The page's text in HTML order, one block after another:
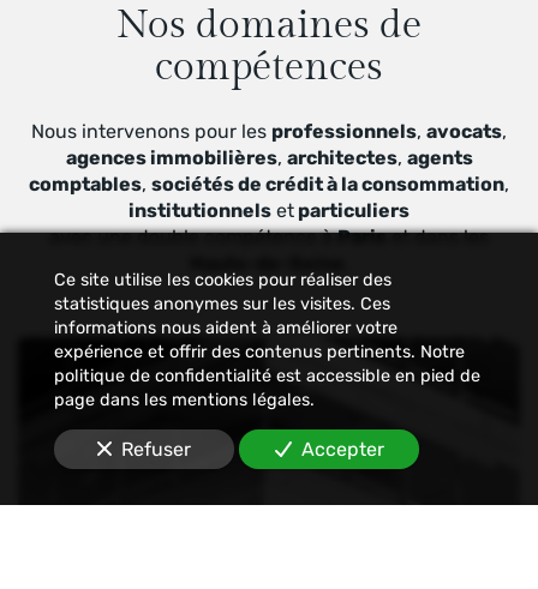
Nos domaines de
compétences
Nous intervenons pour les professionnels, avocats,
agences immobilières, architectes, agents
comptables, sociétés de crédit à la consommation,
institutionnels et particuliers
avec une double compétence àPariset dans les
Ce site utilise les cookies pour réaliser des
statistiques anonymes sur les visites. Ces
informations nous aident à améliorer votre
expérience et offrir des contenus pertinents. Notre
politique de confidentialité est accessible en pied de
page dans les mentions légales.
Refuser Accepter